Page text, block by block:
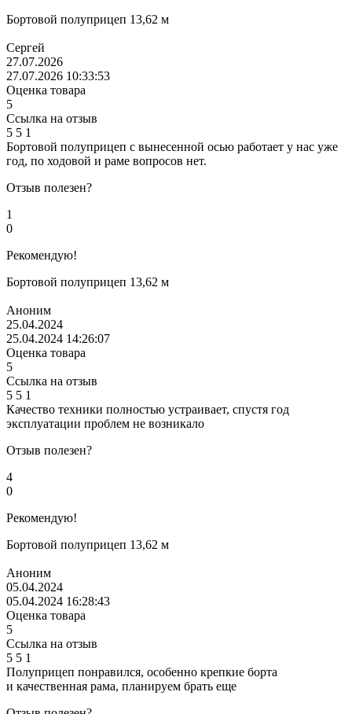
Бортовой полуприцеп 13,62 м
Сергей
27.07.2026
27.07.2026 10:33:53
Оценка товара
5
Ссылка на отзыв
5 5 1
Бортовой полуприцеп с вынесенной осью работает у нас уже
год, по ходовой и раме вопросов нет.
Отзыв полезен?
1
0
Рекомендую!
Бортовой полуприцеп 13,62 м
Аноним
25.04.2024
25.04.2024 14:26:07
Оценка товара
5
Ссылка на отзыв
5 5 1
Качество техники полностью устраивает, спустя год
эксплуатации проблем не возникало
Отзыв полезен?
4
0
Рекомендую!
Бортовой полуприцеп 13,62 м
Аноним
05.04.2024
05.04.2024 16:28:43
Оценка товара
5
Ссылка на отзыв
5 5 1
Полуприцеп понравился, особенно крепкие борта
и качественная рама, планируем брать еще